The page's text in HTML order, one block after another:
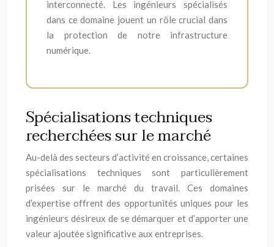
interconnecté. Les ingénieurs spécialisés
dans ce domaine jouent un rôle crucial dans
la protection de notre infrastructure
numérique.
Spécialisations techniques
recherchées sur le marché
Au-delà des secteurs d’activité en croissance, certaines
spécialisations techniques sont particulièrement
prisées sur le marché du travail. Ces domaines
d’expertise offrent des opportunités uniques pour les
ingénieurs désireux de se démarquer et d’apporter une
valeur ajoutée significative aux entreprises.